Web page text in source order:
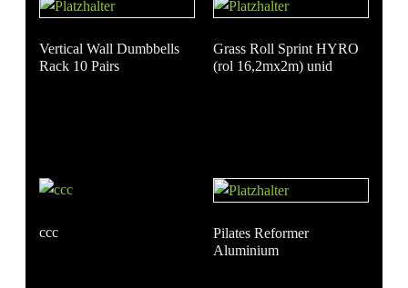
Vertical Wall Dumbbells
Rack 10 Pairs
Grass Roll Sprint HYRO
(rol 16,2mx2m) unid
ccc
Pilates Reformer
Aluminium